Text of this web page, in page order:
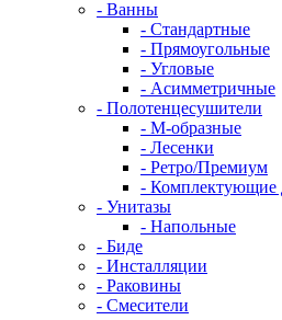
- Ванны
- Стандартные
- Прямоугольные
- Угловые
- Асимметричные
- Полотенцесушители
- М-образные
- Лесенки
- Ретро/Премиум
- Комплектующие
- Унитазы
- Напольные
- Биде
- Инсталляции
- Раковины
- Смесители